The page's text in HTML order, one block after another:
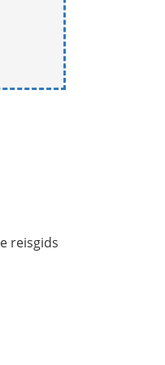
reisgids